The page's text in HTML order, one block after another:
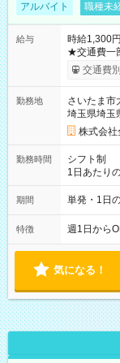
アルバイト 職種未
給与
時給1,300
★交通費一部支給 時給1,300円～ ※試験
※勤務回数
り！】 希
例】 ・河
×8時間＝日
円の場合あ
円（役割手
間】試用期
交通費
勤務地
さいたま市
埼玉県埼玉
株式会社
勤務時間
シフト制
1日あたり
間は 試験
期間 単発・1日
特徴 週1日から
気になる！